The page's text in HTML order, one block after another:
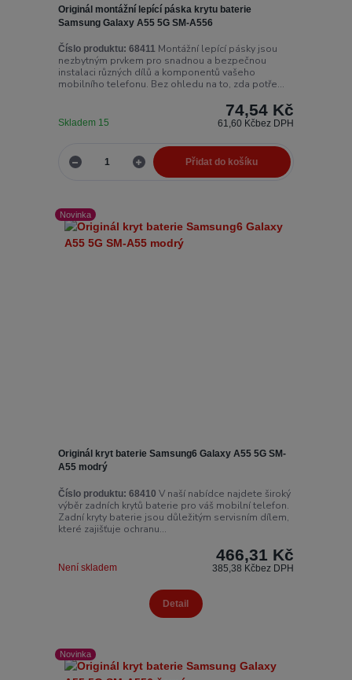
Originál montážní lepící páska krytu baterie
Samsung Galaxy A55 5G SM-A556
Číslo produktu: 68411Montážní lepící pásky jsou
nezbytným prvkem pro snadnou a bezpečnou
instalaci různých dílů a komponentů vašeho
mobilního telefonu. Bez ohledu na to, zda potře...
74,54 Kč
61,60 Kčbez DPH
Skladem 15
Přidat do košíku
Novinka
Originál kryt baterie Samsung6 Galaxy A55 5G SM-
A55 modrý
Číslo produktu: 68410 V naší nabídce najdete široký
výběr zadních krytů baterie pro váš mobilní telefon.
Zadní kryty baterie jsou důležitým servisním dílem,
které zajišťuje ochranu...
466,31 Kč
385,38 Kčbez DPH
Není skladem
Detail
Novinka